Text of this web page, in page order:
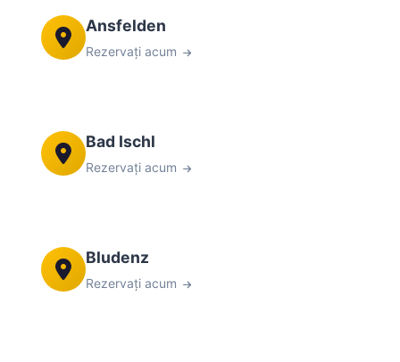
Ansfelden
Rezervați acum
Bad Ischl
Rezervați acum
Bludenz
Rezervați acum